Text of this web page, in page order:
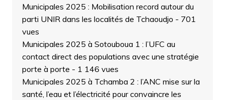
Municipales 2025 : Mobilisation record autour du
parti UNIR dans les localités de Tchaoudjo - 701
vues
Municipales 2025 à Sotouboua 1 : l’UFC au
contact direct des populations avec une stratégie
porte à porte - 1 146 vues
Municipales 2025 à Tchamba 2 : l’ANC mise sur la
santé, l’eau et l’électricité pour convaincre les